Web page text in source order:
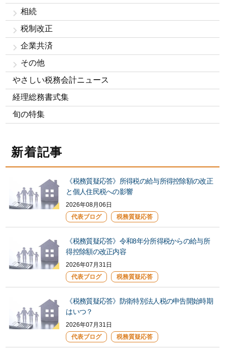
相続
税制改正
企業共済
その他
やさしい税務会計ニュース
経理総務書式集
旬の特集
新着記事
《税務質疑応答》所得税の給与所得控除額の改正
と個人住民税への影響
2026年08月06日
代表ブログ
税務質疑応答
《税務質疑応答》令和8年分所得税からの給与所
得控除額の改正内容
2026年07月31日
代表ブログ
税務質疑応答
《税務質疑応答》防衛特別法人税の申告開始時期
はいつ？
2026年07月31日
代表ブログ
税務質疑応答